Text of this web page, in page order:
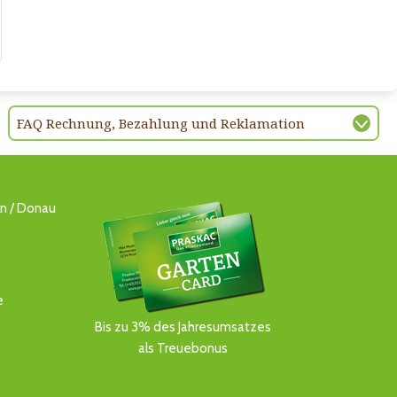
FAQ Rechnung, Bezahlung und Reklamation
/ Donau
Bis zu 3% des Jahresumsatzes
als Treuebonus